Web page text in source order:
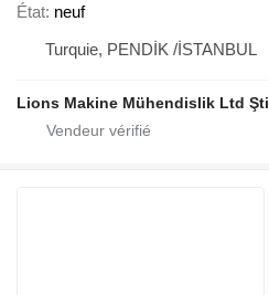
État neuf
Turquie, PENDİK /İSTANBUL
Lions Makine Mühendislik Ltd Şti